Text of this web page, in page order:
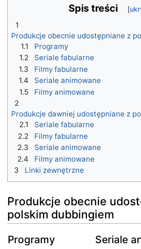
Spis treści
1
Produkcje obecnie udostępniane z
1.1
Programy
1.2
Seriale fabularne
1.3
Filmy fabularne
1.4
Seriale animowane
1.5
Filmy animowane
2
Produkcje dawniej udostępniane z
2.1
Seriale fabularne
2.2
Filmy fabularne
2.3
Seriale animowane
2.4
Filmy animowane
3
Linki zewnętrzne
Produkcje obecnie
polskim dubbingiem
Programy Seriale